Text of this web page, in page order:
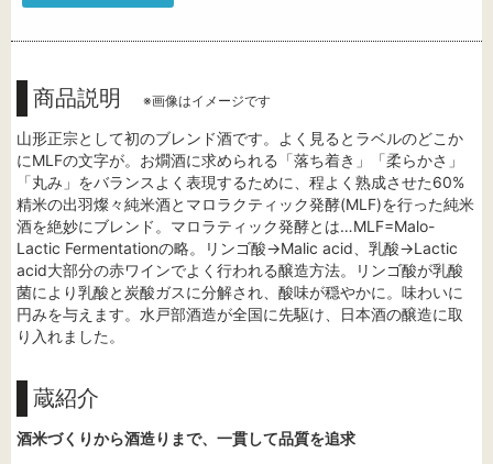
商品説明 ※画像はイメージです
山形正宗として初のブレンド酒です。よく見るとラベルのどこか
にMLFの文字が。お燗酒に求められる「落ち着き」「柔らかさ」
「丸み」をバランスよく表現するために、程よく熟成させた60%
精米の出羽燦々純米酒とマロラクティック発酵(MLF)を行った純米
酒を絶妙にブレンド。マロラティック発酵とは…MLF=Malo-
Lactic Fermentationの略。リンゴ酸→Malic acid、乳酸→Lactic
acid大部分の赤ワインでよく行われる醸造方法。リンゴ酸が乳酸
菌により乳酸と炭酸ガスに分解され、酸味が穏やかに。味わいに
円みを与えます。水戸部酒造が全国に先駆け、日本酒の醸造に取
り入れました。
蔵紹介
酒米づくりから酒造りまで、一貫して品質を追求